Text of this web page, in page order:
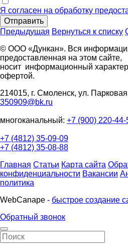
Я согласен на обработку
Отправить
Предыдущая Вернуться к списку
© ООО «Дункан». Вся
предоставленная на этом сайте,
носит информационный
офертой.
214015, г. Смоленск, ул.
350909@bk.ru
многоканальный: +7 (900) 220-44-
+7 (4812) 35-09-09
+7 (4812) 35-08-88
Главная Статьи Карта сайта
конфиденциальности Вакансии
политика
WebCanape - быстрое создание
Обратный звонок